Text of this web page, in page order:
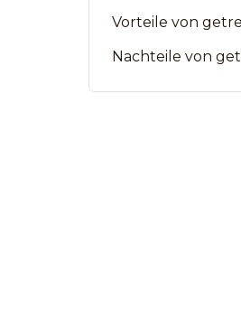
Vorteile von
Nachteile von